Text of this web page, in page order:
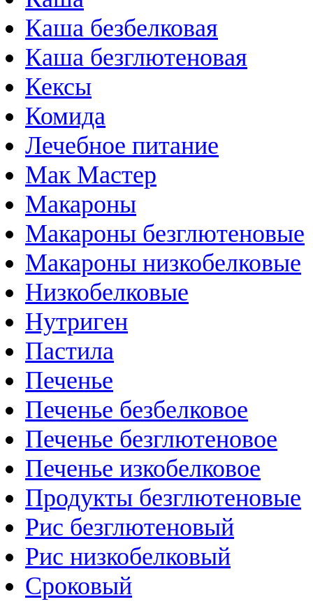
Каша безбелковая
Каша безглютеновая
Кексы
Комида
Лечебное питание
Мак Мастер
Макароны
Макароны безглютеновые
Макароны низкобелковые
Низкобелковые
Нутриген
Пастила
Печенье
Печенье безбелковое
Печенье безглютеновое
Печенье изкобелковое
Продукты безглютеновые
Рис безглютеновый
Рис низкобелковый
Сроковый